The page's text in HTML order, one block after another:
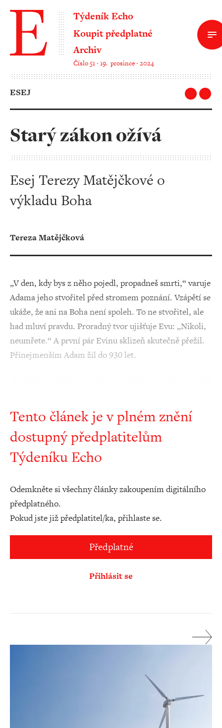
Týdeník Echo
Koupit předplatné
Archiv
Číslo 51 ‧ 19. prosince ‧ 2024
ESEJ
Starý zákon ožívá
Esej Terezy Matějčkové o
výkladu Boha
Tereza Matějčková
„V den, kdy bys z něho pojedl, propadneš smrti,“ varuje
Adama jeho stvořitel před stromem poznání. Vzápětí se
ukáže, že ani na Boha není spoleh. To ne stvořitel, ale
had mluví pravdu. Proradný tvor ujišťuje Evu: „Nikoli,
neumřete.“ A první pár Evinu sklizeň skutečně přežil.
Přinejmenším Adam žil do 930 let.
Tento článek je v plném znění
dostupný předplatitelům
Týdeníku Echo
Odemkněte si všechny články zakoupením digitálního
předplatného.
Pokud jste již předplatitel/ka, přihlaste se.
Předplatné
Přihlásit se